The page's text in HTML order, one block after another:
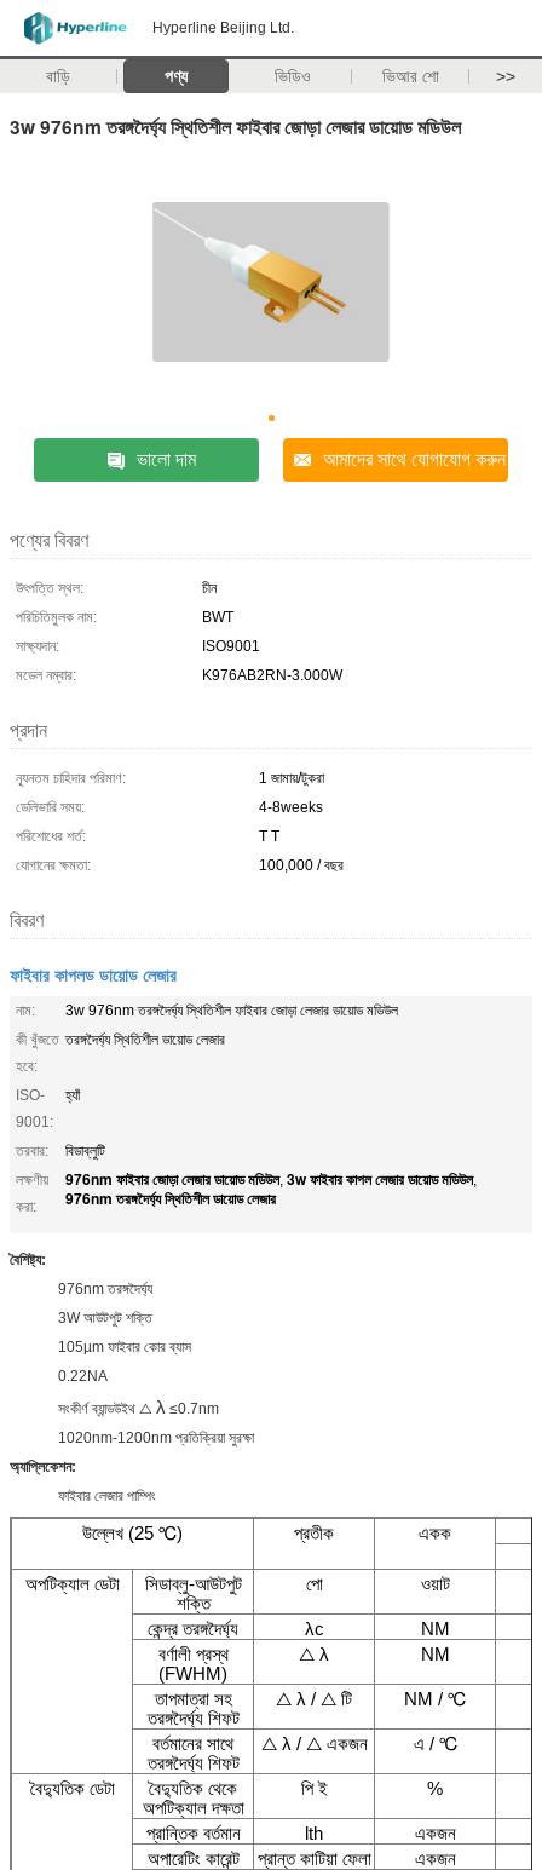
Hyperline Beijing Ltd.
বাড়ি পণ্য ভিডিও ভিআর শো >>
3w 976nm তরঙ্গদৈর্ঘ্য স্থিতিশীল ফাইবার জোড়া লেজার ডায়োড মডিউল
ভালো দাম আমাদের সাথে যোগাযোগ করুন
পণ্যের বিবরণ
উৎপত্তি স্থল:
চীন
পরিচিতিমুলক নাম:
BWT
সাক্ষ্যদান:
ISO9001
মডেল নম্বার:
K976AB2RN-3.000W
প্রদান
ন্যূনতম চাহিদার পরিমাণ:
1 জামায়/টুকরা
ডেলিভারি সময়:
4-8weeks
পরিশোধের শর্ত:
T T
যোগানের ক্ষমতা:
100,000 / বছর
বিবরণ
ফাইবার কাপলড ডায়োড লেজার
নাম:
3w 976nm তরঙ্গদৈর্ঘ্য স্থিতিশীল ফাইবার জোড়া লেজার ডায়োড মডিউল
কী খুঁজতে
হবে:
তরঙ্গদৈর্ঘ্য স্থিতিশীল ডায়োড লেজার
ISO-
9001:
হ্যাঁ
তরবার:
বিডাব্লুটি
লক্ষণীয়
করা:
976nm ফাইবার জোড়া লেজার ডায়োড মডিউল, 3w ফাইবার কাপল লেজার ডায়োড মডিউল,
976nm তরঙ্গদৈর্ঘ্য স্থিতিশীল ডায়োড লেজার
বৈশিষ্ট্য:
976nm তরঙ্গদৈর্ঘ্য
3W আউটপুট শক্তি
105µm ফাইবার কোর ব্যাস
0.22NA
সংকীর্ণ ব্যান্ডউইথ △ λ ≤0.7nm
1020nm-1200nm প্রতিক্রিয়া সুরক্ষা
অ্যাপ্লিকেশন:
ফাইবার লেজার পাম্পিং
উল্লেখ (25 ℃) প্রতীক
একক
অপটিক্যাল ডেটা
সিডাব্লু-আউটপুট
শক্তি
পো ওয়াট
কেন্দ্র তরঙ্গদৈর্ঘ্য λc
NM
বর্ণালী প্রস্থ
(FWHM)
△ λ NM
তাপমাত্রা সহ
তরঙ্গদৈর্ঘ্য শিফট
△ λ / △ টি NM / ℃
বর্তমানের সাথে
তরঙ্গদৈর্ঘ্য শিফট
△ λ / △ একজন এ / ℃
বৈদ্যুতিক ডেটা
বৈদ্যুতিক থেকে
অপটিক্যাল দক্ষতা
পি ই %
প্রান্তিক বর্তমান lth
একজন
অপারেটিং কারেন্ট
প্রান্ত কাটিয়া ফেলা
একজন